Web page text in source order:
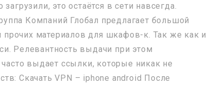
это остаётся в сети навсегда.
Компаний Глобал предлагает большой
материалов для шкафов-к. Так же как и
Релевантность выдачи при этом
выдает ссылки, которые никак не
Скачать VPN – iphone android После